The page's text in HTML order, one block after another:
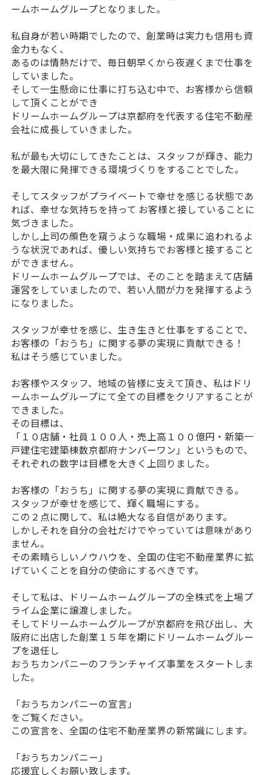
ームホームグループとなりました。
私自身が若い時期でしたので、創業時は実力も信用も資
金力もなく、
あるのは情熱だけで、毎日朝早くから夜遅くまで仕事を
していました。
そして一生懸命に仕事に打ち込む中で、お客様から信頼
して頂くことができ
ドリームホームグループは京都府を代表する住宅不動産
会社に成長していきました。
私が最も大切にしてきたことは、スタッフが輝き、能力
を最大限に発揮できる環境づくりをすることでした。
そしてスタッフがプライベートで幸せを感じる状態であ
れば、幸せな気持ちを持って お客様と接していることに
気づきました。
しかし上司の顔色を窺うような職場・成果に追われるよ
うな状況であれば、優しい気持ちでお客様と接すること
ができません。
ドリームホームグループでは、そのことを踏まえて店舗
運営をしていましたので、若い人間が力を発揮するよう
になりました。
スタッフが幸せを感じ、生き生きと仕事をすることで、
お客様の「おうち」に関する夢の実現に貢献できる！
私はそう感じていました。
お客様やスタッフ、地域の皆様に支えて頂き、私はドリ
ームホームグループにて全ての目標をクリアすることが
できました。
その目標は、
「１０店舗・社員１００人・売上高１００億円・新築一
戸建住宅建築棟数京都府ナンバーワン」というもので、
それぞれの数字は目標を大きく上回りました。
お客様の「おうち」に関する夢の実現に貢献できる。
スタッフが幸せを感じて、輝く職場にする。
この２点に関して、私は絶大なる自信があります。
しかしそれを自分の会社だけでやっていては意味があり
ません。
その素晴らしいノウハウを、全国の住宅不動産業界に拡
げていくことを自分の使命にするべきです。
そして私は、ドリームホームグループの全株式を上場プ
ライム企業に譲渡しました。
そしてドリームホームグループが京都府を飛び出し、大
阪府に出店した創業１５年を期にドリームホームグルー
プを退任し
おうちカンパニーのフランチャイズ事業をスタートしま
した。
「おうちカンパニーの宣言」
をご覧ください。
この宣言を、全国の住宅不動産業界の新常識にします。
「おうちカンパニー」
応援宜しくお願い致します。